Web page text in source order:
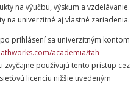
na výučbu, výskum a vzdelávanie.
na univerzitné aj vlastné zariadenia.
prihlásení sa univerzitným kontom
academia/tah-
zvyčajne používajú tento prístup cez
licenciu nižšie uvedeným